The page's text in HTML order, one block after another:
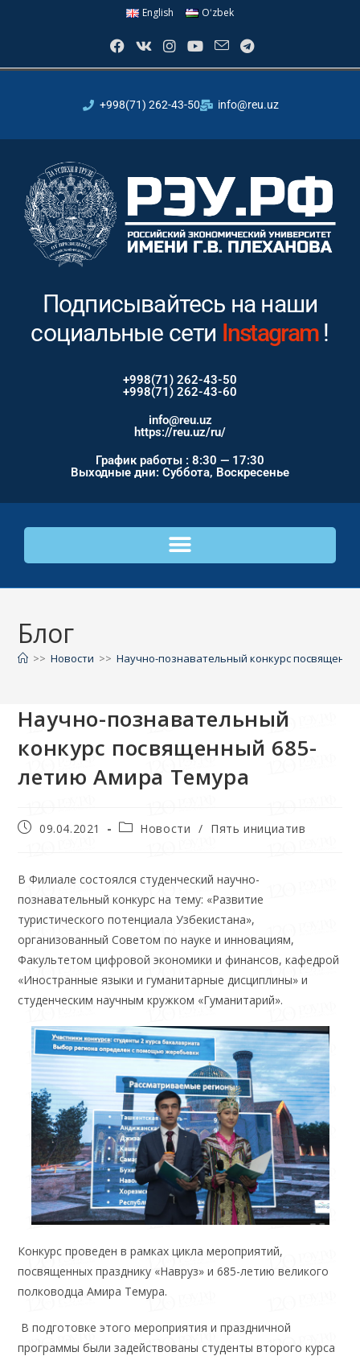
English Oʻzbek
+998(71) 262-43-50 info@reu.uz
Подписывайтесь на наши
социальные сетиYoutube!
+998(71) 262-43-50
+998(71) 262-43-60
info@reu.uz
https://reu.uz/ru/
График работы : 8:30 — 17:30
Выходные дни: Суббота, Воскресенье
Блог
>> Новости >> Научно-познавательный конкурс
Научно-познавательный
конкурс посвященный 685-
летию Амира Темура
09.04.2021 Новости / Пять инициатив
В Филиале состоялся студенческий научно-
познавательный конкурс на тему: «Развитие
туристического потенциала Узбекистана»,
организованный Советом по науке и инновациям,
Факультетом цифровой экономики и финансов, кафедрой
«Иностранные языки и гуманитарные дисциплины» и
студенческим научным кружком «Гуманитарий».
Конкурс проведен в рамках цикла мероприятий,
посвященных празднику «Навруз» и 685-летию великого
полководца Амира Темура.
В подготовке этого мероприятия и праздничной
программы были задействованы студенты второго курса